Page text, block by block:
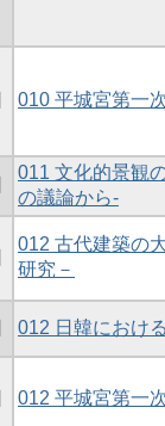
010 平城宮第一
011 文化的景観
の議論から-
012 古代建築の
研究－
012 日韓におけ
012 平城宮第一